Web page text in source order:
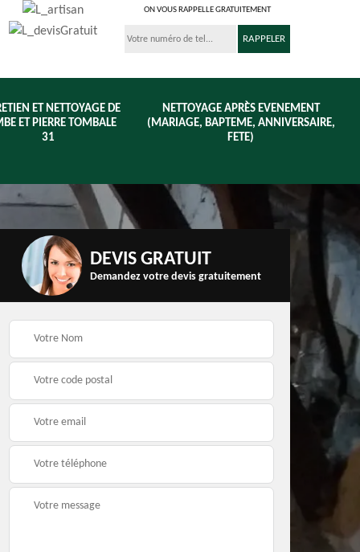
ON VOUS RAPPELLE GRATUITEMENT
ET NETTOYAGE DE
ET PIERRE TOMBALE
31
NETTOYAGE APRÈS EVENEMENT
(MARIAGE, BAPTEME, ANNIVERSAIRE,
FETE)
Débarras jardin 31 Vidage de maison 31
DEVIS GRATUIT
Demandez votre devis gratuitement